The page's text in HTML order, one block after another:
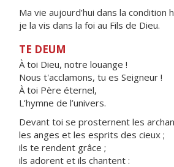
Ma vie aujourd’hui dans la condition
je la vis dans la foi au Fils de Dieu.
TE DEUM
À toi Dieu, notre louange !
Nous t'acclamons, tu es Seigneur !
À toi Père éternel,
L’hymne de l’univers.
Devant toi se prosternent les
les anges et les esprits des cieux ;
ils te rendent grâce ;
ils adorent et ils chantent :